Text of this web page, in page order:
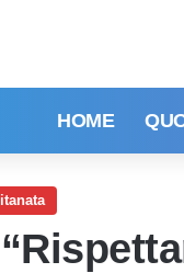
HOME